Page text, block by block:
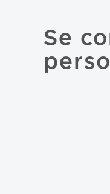
Se